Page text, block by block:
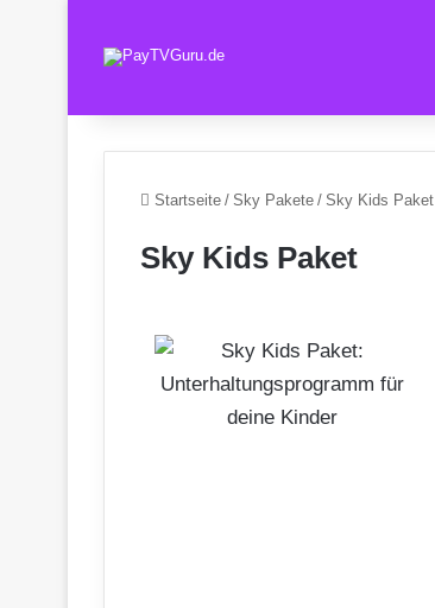
Startseite / Sky Pakete / Sky Kids Paket
Sky Kids Paket